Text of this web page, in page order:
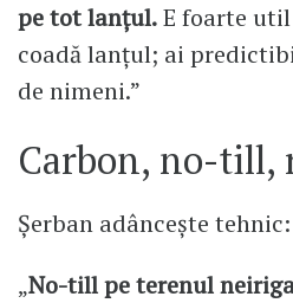
pe tot lanțul.E foarte
coadă lanțul; ai
de nimeni.”
Carbon, no-till,
Șerban adâncește tehnic:
„No-till pe terenul